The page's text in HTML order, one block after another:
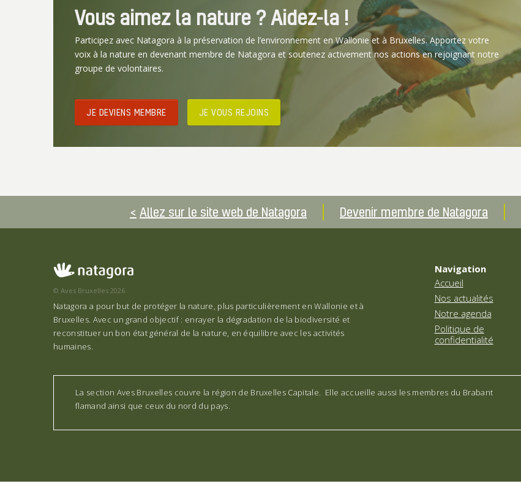
Vous aimez la nature ? Aidez-la !
Participez avec Natagora à la préservation de l’environnement en Wallonie et à Bruxelles. Apportez votre
voix à la nature en devenant membre de Natagora et soutenez activement nos actions en rejoignant notre
groupe de volontaires.
JE DEVIENS MEMBRE JE VOUS REJOINS
Allez sur le site web de Natagora Devenir membre de Natagora
© Aves Bruxelles 2026
Natagora a pour but de protéger la nature, plus particulièrement en Wallonie et à
Bruxelles. Avec un grand objectif : enrayer la dégradation de la biodiversité et
reconstituer un bon état général de la nature, en équilibre avec les activités
humaines.
Navigation
Accueil
Nos actualités
Notre agenda
Politique de
confidentialité
La section Aves Bruxelles couvre la région de Bruxelles Capitale. Elle accueille aussi les membres du Brabant
flamand ainsi que ceux du nord du pays.